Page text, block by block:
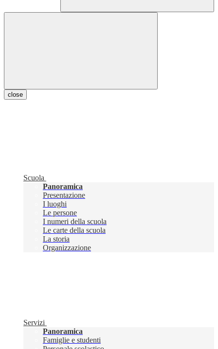
close
Scuola
Panoramica
Presentazione
I luoghi
Le persone
I numeri della scuola
Le carte della scuola
La storia
Organizzazione
Servizi
Panoramica
Famiglie e studenti